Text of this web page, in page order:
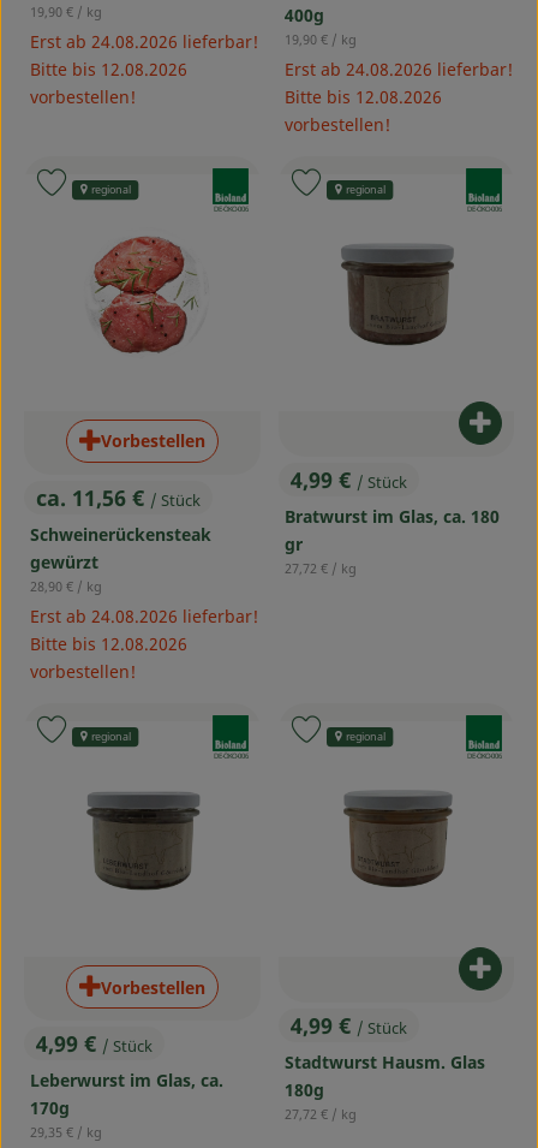
, Referenzpreis:
19,90 € / kg
Erst ab 24.08.2026 lieferbar!
Bitte bis 12.08.2026
vorbestellen!
400g
, Referenzpreis:
19,90 € / kg
Erst ab 24.08.2026 lieferbar!
Bitte bis 12.08.2026
vorbestellen!
, Preis:
ca. 11,56 € / Stück
Schweinerückensteak
gewürzt
, Referenzpreis:
28,90 € / kg
Erst ab 24.08.2026 lieferbar!
Bitte bis 12.08.2026
vorbestellen!
Vorbestellen
, Kontrollstelle:
DE-ÖKO-006
regional
Produkt zu Favouriten hinzufügen
, Preis:
4,99 € / Stück
Bratwurst im Glas, ca. 180
gr
, Referenzpreis:
27,72 € / kg
, Kontrollstelle:
DE-ÖKO-006
regional
Produkt zu Favouriten
, Preis:
4,99 € / Stück
Leberwurst im Glas, ca.
170g
, Referenzpreis:
29,35 € / kg
Vorbestellen
, Kontrollstelle:
DE-ÖKO-006
regional
Produkt zu Favouriten hinzufügen
, Preis:
4,99 € / Stück
Stadtwurst Hausm. Glas
180g
, Referenzpreis:
27,72 € / kg
, Kontrollstelle:
DE-ÖKO-006
regional
Produkt zu Favouriten